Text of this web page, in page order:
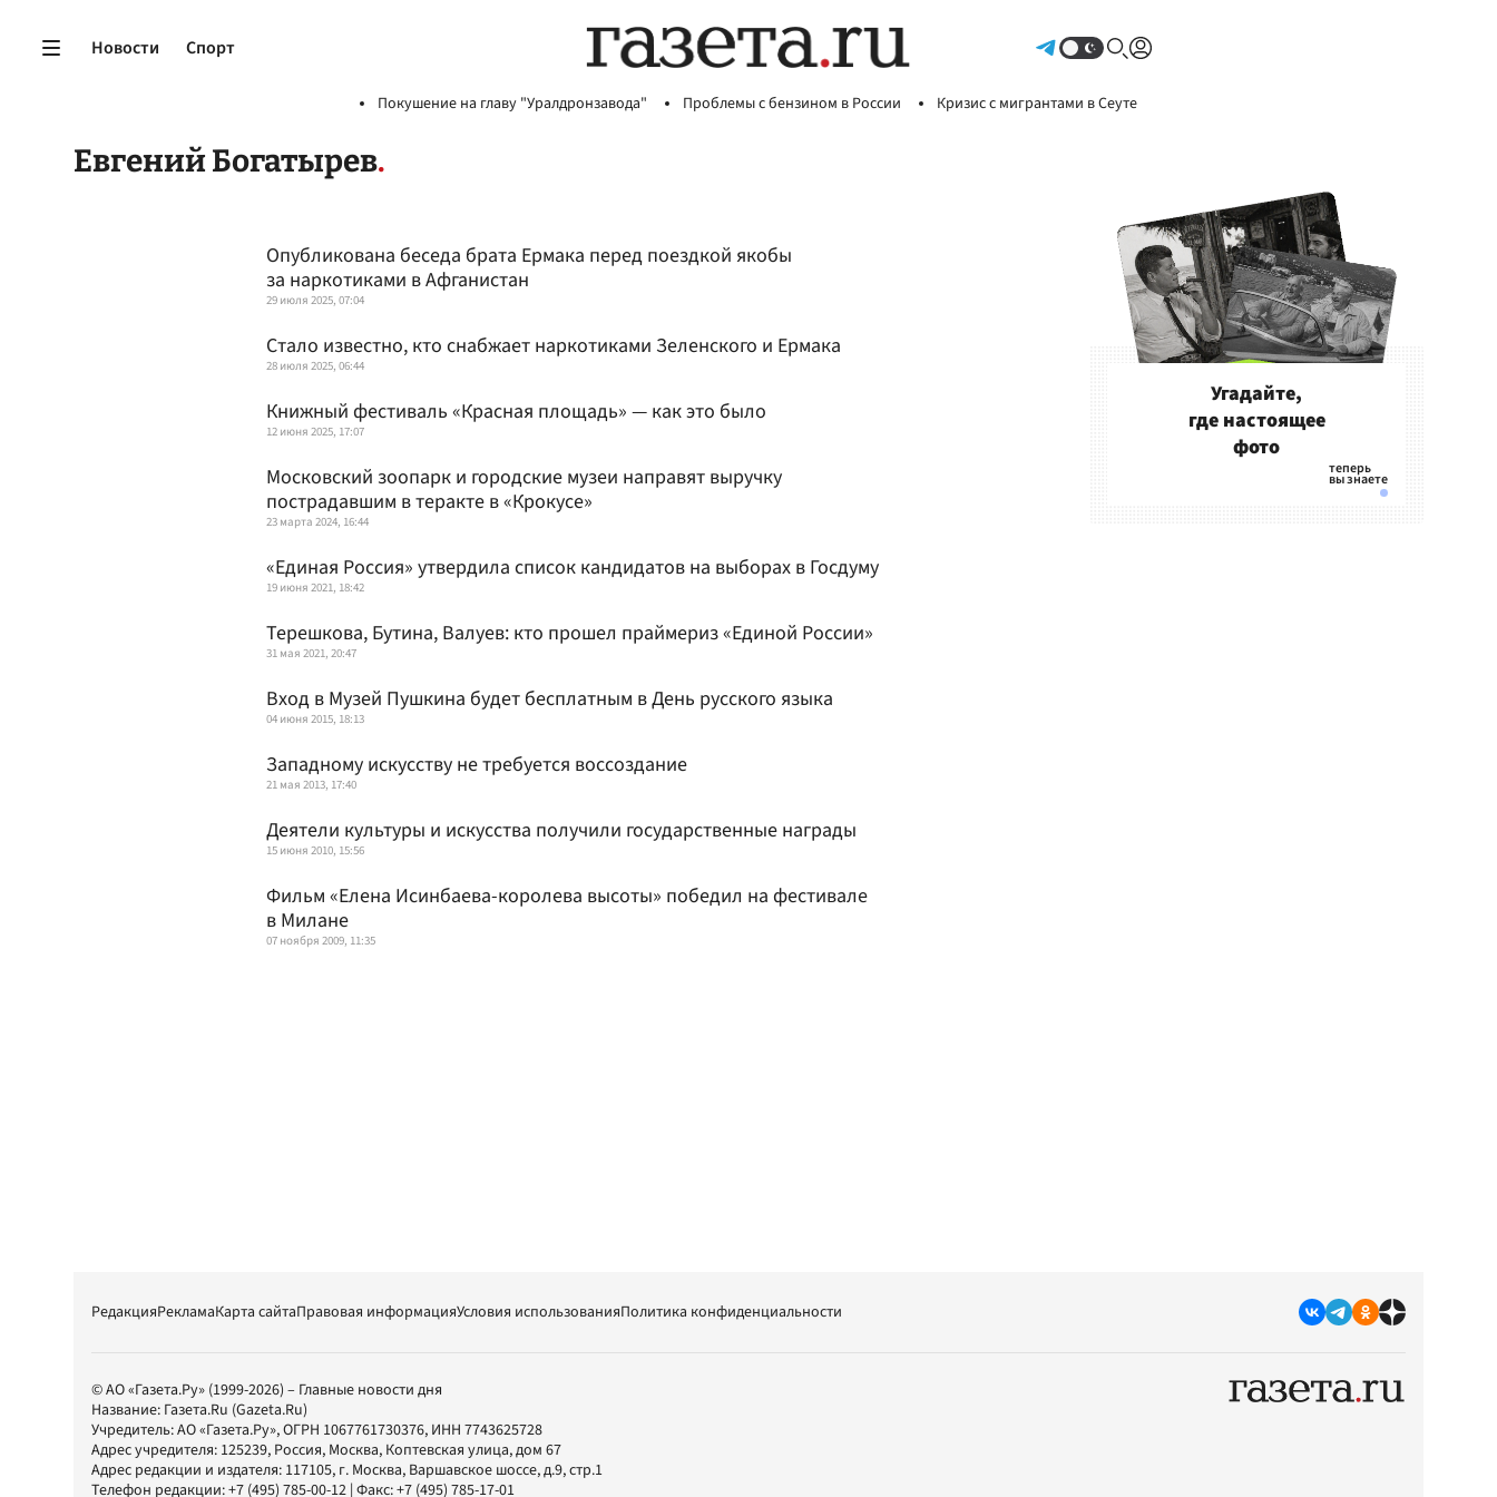
Новости Спорт
Покушение на главу "Уралдронзавода" Проблемы с бензином в России Кризис с мигрантами в Сеуте
Евгений Богатырев
Опубликована беседа брата Ермака перед поездкой якобы
за наркотиками в Афганистан
29 июля 2025, 07:04
Стало известно, кто снабжает наркотиками Зеленского и Ермака
28 июля 2025, 06:44
Книжный фестиваль «Красная площадь» — как это было
12 июня 2025, 17:07
Московский зоопарк и городские музеи направят выручку
пострадавшим в теракте в «Крокусе»
23 марта 2024, 16:44
«Единая Россия» утвердила список кандидатов на выборах в Госдуму
19 июня 2021, 18:42
Терешкова, Бутина, Валуев: кто прошел праймериз «Единой России»
31 мая 2021, 20:47
Вход в Музей Пушкина будет бесплатным в День русского языка
04 июня 2015, 18:13
Западному искусству не требуется воссоздание
21 мая 2013, 17:40
Деятели культуры и искусства получили государственные награды
15 июня 2010, 15:56
Фильм «Елена Исинбаева-королева высоты» победил на фестивале
в Милане
07 ноября 2009, 11:35
Угадайте,
где настоящее
фото
РедакцияРекламаКарта сайтаПравовая информацияУсловия использованияПолитика конфиденциальности
© АО «Газета.Ру» (1999-2026) – Главные новости дня
Название: Газета.Ru (Gazeta.Ru)
Учредитель:АО «Газета.Ру», ОГРН 1067761730376, ИНН 7743625728
Адрес учредителя: 125239, Россия, Москва, Коптевская улица, дом 67
Адрес редакции и издателя: 117105, г. Москва, Варшавское шоссе, д.9, стр.1
Телефон редакции:+7 (495) 785-00-12 | Факс:+7 (495) 785-17-01